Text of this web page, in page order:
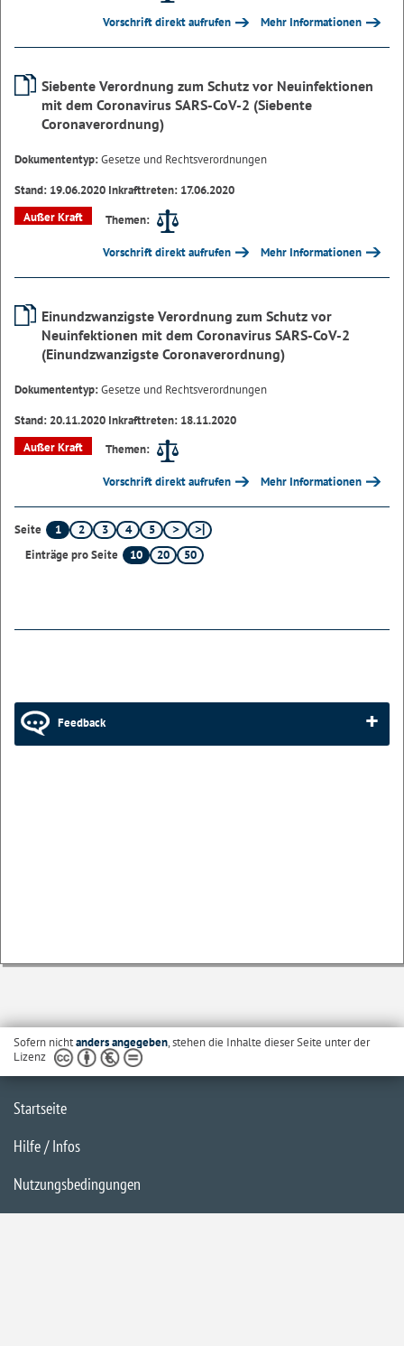
Vorschrift direkt aufrufen Mehr Informationen
Siebente Verordnung zum Schutz vor Neuinfektionen
mit dem Coronavirus SARS-CoV-2 (Siebente
Coronaverordnung)
Dokumententyp:Gesetze und Rechtsverordnungen
Stand: 19.06.2020 Inkrafttreten: 17.06.2020
Außer Kraft
Themen:
Vorschrift direkt aufrufen Mehr Informationen
Einundzwanzigste Verordnung zum Schutz vor
Neuinfektionen mit dem Coronavirus SARS-CoV-2
(Einundzwanzigste Coronaverordnung)
Dokumententyp:Gesetze und Rechtsverordnungen
Stand: 20.11.2020 Inkrafttreten: 18.11.2020
Außer Kraft
Themen:
Vorschrift direkt aufrufen Mehr Informationen
Seite 1 2 3 4
5
Einträge pro Seite
10 20 50
Feedback
Sofern nichtanders angegeben, stehen die Inhalte dieser Seite unter der
Lizenz
Startseite
Hilfe / Infos
Nutzungsbedingungen